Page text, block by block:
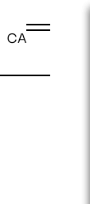
CA